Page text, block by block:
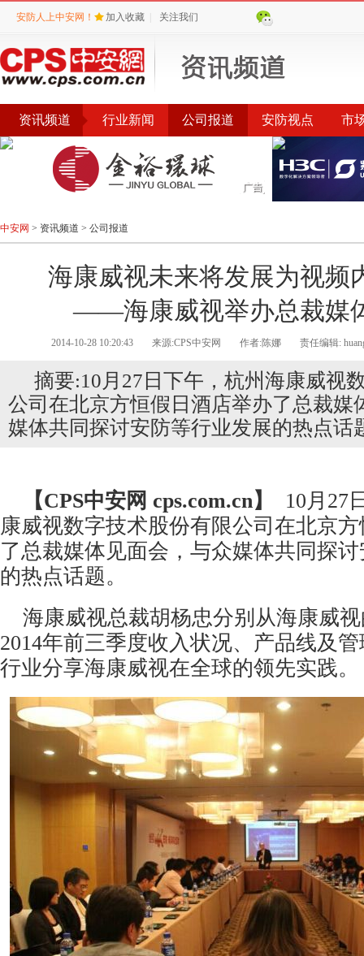
安防人上中安网！ 加入收藏 关注我们
资讯频道 行业新闻 公司报道 安防视点 市
公告 评选 榜单
中安网 > 资讯频道 > 公司报道
海康威视未来将发展为视频
——海康威视举办总裁媒
2014-10-28 10:20:43 来源:CPS中安网 作者:陈娜 责任编辑:
摘要:10月27日下午，杭州海康威视
公司在北京方恒假日酒店举办了总裁媒
媒体共同探讨安防等行业发展的热点话
【CPS中安网 cps.com.cn】
10月27
康威视数字技术股份有限公司在北京
了总裁媒体见面会，与众媒体共同探讨
的热点话题。
海康威视总裁胡杨忠分别从海康威
2014年前三季度收入状况、产品线及
行业分享海康威视在全球的领先实践。